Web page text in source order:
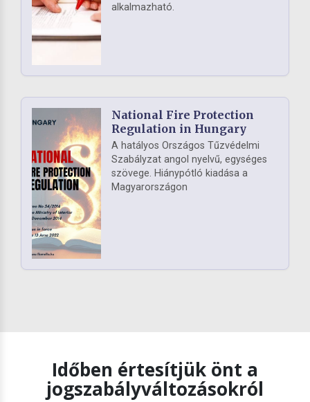
alkalmazható.
National Fire Protection
Regulation in Hungary
A hatályos Országos Tűzvédelmi
Szabályzat angol nyelvű, egységes
szövege. Hiánypótló kiadása a
Magyarországon
Időben értesítjük önt a
jogszabályváltozásokról